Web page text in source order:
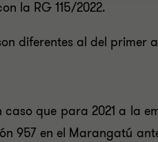
la RG 115/2022.
diferentes al del primer
caso que para 2021 a la
957 en el Marangatú